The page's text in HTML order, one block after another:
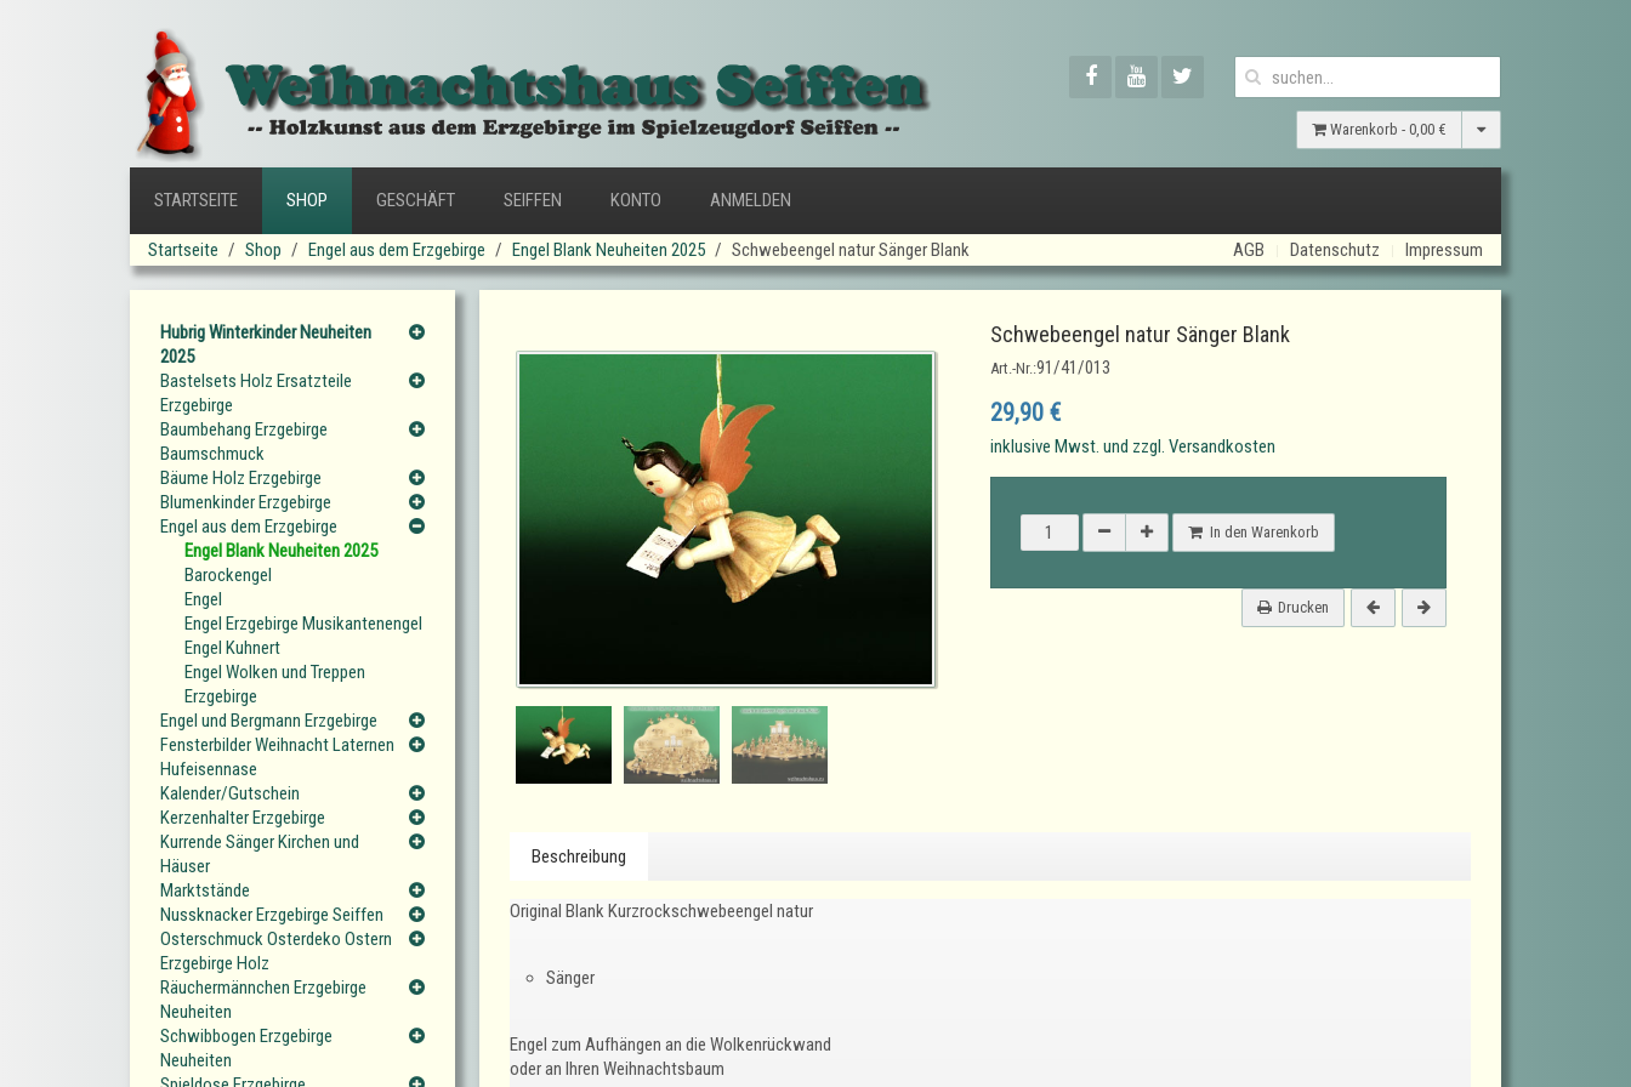
Warenkorb - 0,00 €
STARTSEITE SHOP GESCHÄFT SEIFFEN KONTO ANMELDEN
Startseite Shop Engel aus dem Erzgebirge Engel Blank Neuheiten 2025 Schwebeengel natur Sänger Blank AGB Datenschutz Impressum
Schwebeengel natur Sänger Blank
Art.-Nr.:91/41/013
29,90 €
inklusive Mwst. und zzgl. Versandkosten
In den Warenkorb
Drucken
Beschreibung
Original Blank Kurzrockschwebeengel natur
Sänger
Engel zum Aufhängen an die Wolkenrückwand
oder an Ihren Weihnachtsbaum
Hubrig Winterkinder Neuheiten
2025
Bastelsets Holz Ersatzteile
Erzgebirge
Baumbehang Erzgebirge
Baumschmuck
Bäume Holz Erzgebirge
Blumenkinder Erzgebirge
Engel aus dem Erzgebirge
Engel Blank Neuheiten 2025
Barockengel
Engel
Engel Erzgebirge Musikantenengel
Engel Kuhnert
Engel Wolken und Treppen
Erzgebirge
Engel und Bergmann Erzgebirge
Fensterbilder Weihnacht Laternen
Hufeisennase
Kalender/Gutschein
Kerzenhalter Erzgebirge
Kurrende Sänger Kirchen und
Häuser
Marktstände
Nussknacker Erzgebirge Seiffen
Osterschmuck Osterdeko Ostern
Erzgebirge Holz
Räuchermännchen Erzgebirge
Neuheiten
Schwibbogen Erzgebirge
Neuheiten